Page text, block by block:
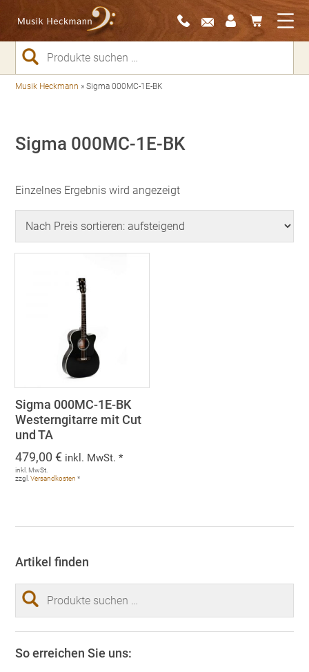
Suchen
nach:
Musik Heckmann »Sigma 000MC-1E-BK
Sigma 000MC-1E-BK
Einzelnes Ergebnis wird angezeigt
Sigma 000MC-1E-BK
Westerngitarre mit Cut
und TA
479,00€ inkl. MwSt. *
inkl. MwSt.
zzgl.Versandkosten *
Artikel finden
Suchen
nach:
So erreichen Sie uns: